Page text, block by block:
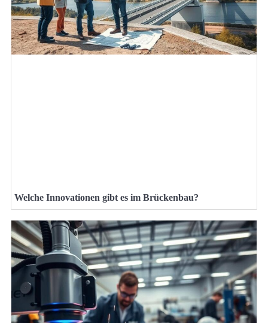
Welche Innovationen gibt es im Brückenbau?